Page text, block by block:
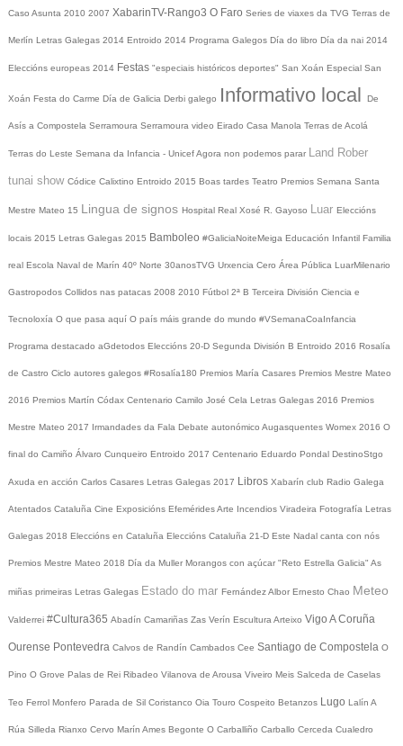
Caso Asunta 2010 2007 XabarinTV-Rango3 O Faro Series de viaxes da TVG Terras de
Merlín Letras Galegas 2014 Entroido 2014 Programa Galegos Día do libro Día da nai 2014
Eleccións europeas 2014 Festas "especiais históricos deportes" San Xoán Especial San
Xoán Festa do Carme Día de Galicia Derbi galego Informativo local De
Asís a Compostela Serramoura Serramoura video Eirado Casa Manola Terras de Acolá
Terras do Leste Semana da Infancia - UnicefAgora non podemos parar Land Rober
tunai show Códice Calixtino Entroido 2015 Boas tardes Teatro Premios Semana Santa
Mestre Mateo 15 Lingua de signos Hospital Real Xosé R. Gayoso Luar Eleccións
locais 2015 Letras Galegas 2015 Bamboleo #GaliciaNoiteMeiga Educación Infantil Familia
real Escola Naval de Marín 40º Norte 30anosTVG Urxencia Cero Área Pública LuarMilenario
Gastropodos Collidos nas patacas 2008 2010 Fútbol 2ª B Terceira División Ciencia e
Tecnoloxía O que pasa aquí O país máis grande do mundo #VSemanaCoaInfancia
Programa destacado aGdetodos Eleccións 20-D Segunda División B Entroido 2016 Rosalía
de Castro Ciclo autores galegos #Rosalía180 Premios María Casares Premios Mestre Mateo
2016 Premios Martín Códax Centenario Camilo José Cela Letras Galegas 2016 Premios
Mestre Mateo 2017 Irmandades da Fala Debate autonómico Augasquentes Womex 2016 O
final do Camiño Álvaro Cunqueiro Entroido 2017 Centenario Eduardo Pondal DestinoStgo
Axuda en acción Carlos Casares Letras Galegas 2017 Libros Xabarín club Radio Galega
Atentados Cataluña Cine Exposicións EfeméridesArte Incendios Viradeira Fotografía Letras
Galegas 2018 Eleccións en Cataluña Eleccións Cataluña 21-D Este Nadal canta con nós
Premios Mestre Mateo 2018 Día da Muller Morangos con açúcar "Reto Estrella Galicia" As
miñas primeiras Letras Galegas Estado do mar Fernández Albor Ernesto Chao Meteo
Valderrei #Cultura365 Abadín Camariñas Zas Verín Escultura Arteixo Vigo A Coruña
Ourense Pontevedra Calvos de Randín Cambados Cee Santiago de Compostela O
Pino O Grove Palas de Rei Ribadeo Vilanova de Arousa Viveiro Meis Salceda de Caselas
Teo Ferrol Monfero Parada de Sil Coristanco Oia Touro Cospeito Betanzos Lugo Lalín A
Rúa Silleda Rianxo Cervo Marín Ames Begonte O Carballiño Carballo Cerceda Cualedro